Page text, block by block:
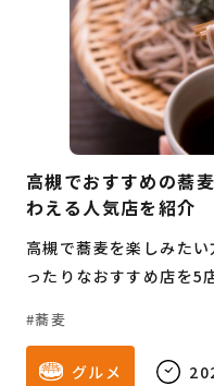
高槻でおすすめの蕎
わえる人気店を紹介
高槻で蕎麦を楽しみた
ったりなおすすめ店を5
蕎麦
グルメ